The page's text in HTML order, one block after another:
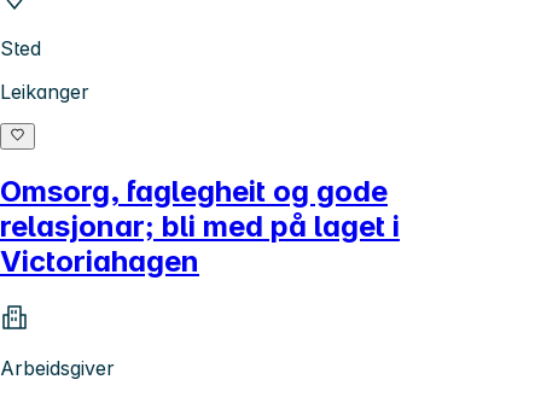
Sted
Leikanger
Omsorg, faglegheit og gode
relasjonar; bli med på laget i
Victoriahagen
Arbeidsgiver